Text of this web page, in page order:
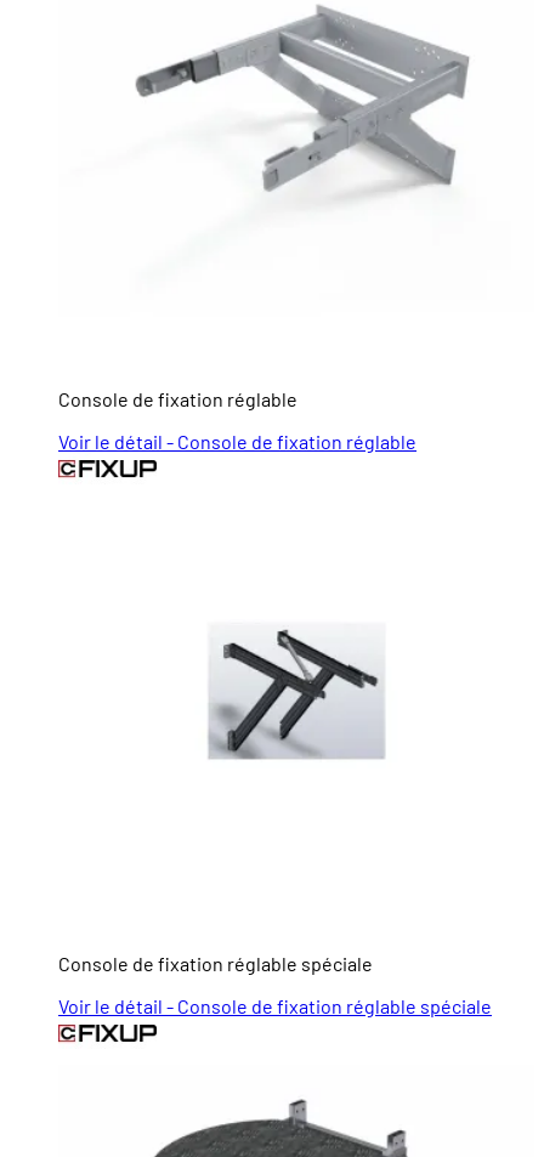
Console de fixation réglable
Voir le détail - Console de fixation réglable
Console de fixation réglable spéciale
Voir le détail - Console de fixation réglable spéciale